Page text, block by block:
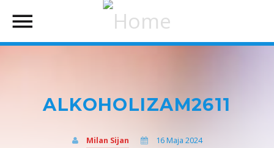
ALKOHOLIZAM2611
Milan Sijan 16 Maja 2024